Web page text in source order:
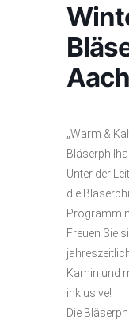
„Warm &
Unter der
die
Programm
Freuen Sie
Kamin und
inklusive!
Die